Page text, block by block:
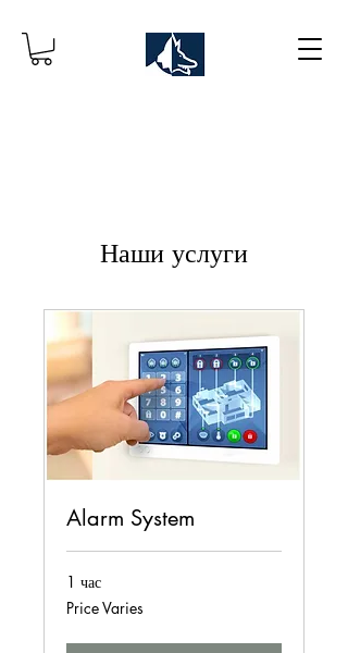
Наши услуги
Alarm System
1 час
Price
Varies
Price Varies